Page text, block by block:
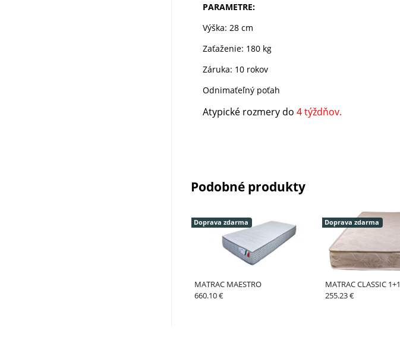
PARAMETRE:
Výška: 28 cm
Zaťaženie: 180 kg
Záruka: 10 rokov
Odnimaťeľný poťah
Atypické rozmery do 4 týždňov.
Podobné produkty
MATRAC MAESTRO
Doprava zdarma
660.10 €
MATRAC CLASSIC 1+1
Doprava zdarma
255.23 €